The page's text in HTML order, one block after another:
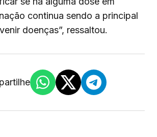
continua sendo a principal
doenças”, ressaltou.